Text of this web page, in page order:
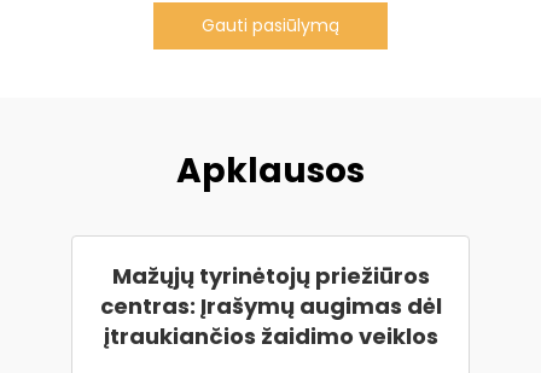
Gauti pasiūlymą
Apklausos
Mažųjų tyrinėtojų priežiūros
centras: Įrašymų augimas dėl
įtraukiančios žaidimo veiklos